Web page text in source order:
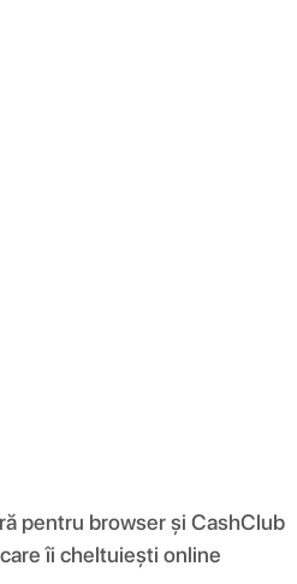
pentru browser și CashClub
îi cheltuiești online